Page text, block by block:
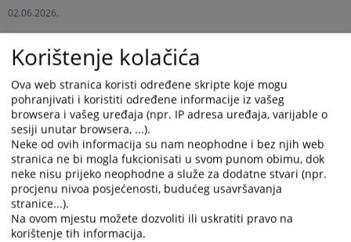
02.06.2026.
godine u 11:00 satikoje će se održati u prostorijama Okružnog
privrednog suda u Istočnom Sarajevu, ulica Vojvode Radomira
Putnika bb, Istočno Sarajevo, sudnica broj 15.
Pozivaju se stečajni upravnik i povjerioci stečajnog dužnika da
prisustvuju zakazanom ročištu.
Prikazana vijest je na: Srpski jezik
Prateći dokumenti
Rješenje 61 0 St 012751 19 St
Korištenje kolačića
Ova web stranica koristi određene skripte koje mogu
pohranjivati i koristiti određene informacije iz vašeg
browsera i vašeg uređaja (npr. IP adresa uređaja, varijable o
sesiji unutar browsera, ...).
Neke od ovih informacija su nam neophodne i bez njih web
stranica ne bi mogla fukcionisati u svom punom obimu, dok
neke nisu prijeko neophodne a služe za dodatne stvari (npr.
procjenu nivoa posjećenosti, budućeg usavršavanja
stranice...).
Na ovom mjestu možete dozvoliti ili uskratiti pravo na
korištenje tih informacija.